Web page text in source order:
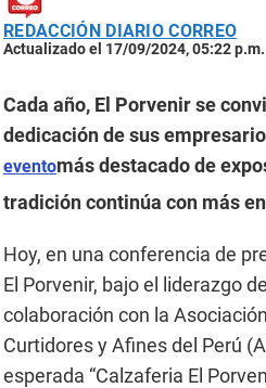
REDACCIÓN DIARIO CORREO
Actualizado el 17/09/2024, 05:22 p.m.
Cada año, El Porvenir se
dedicación de sus
eventomás destacado de
tradición continúa con más
Hoy, en una conferencia de
El Porvenir, bajo el liderazgo
colaboración con la
Curtidores y Afines del Perú
esperada “Calzaferia El